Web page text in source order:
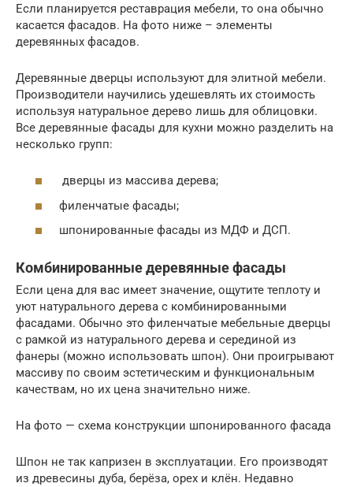
Если планируется реставрация мебели, то она обычно
касается фасадов. На фото ниже – элементы
деревянных фасадов.
Деревянные дверцы используют для элитной мебели.
Производители научились удешевлять их стоимость
используя натуральное дерево лишь для облицовки.
Все деревянные фасады для кухни можно разделить на
несколько групп:
дверцы из массива дерева;
филенчатые фасады;
шпонированные фасады из МДФ и ДСП.
Комбинированные деревянные фасады
Если цена для вас имеет значение, ощутите теплоту и
уют натурального дерева с комбинированными
фасадами. Обычно это филенчатые мебельные дверцы
с рамкой из натурального дерева и серединой из
фанеры (можно использовать шпон). Они проигрывают
массиву по своим эстетическим и функциональным
качествам, но их цена значительно ниже.
На фото — схема конструкции шпонированного фасада
Шпон не так капризен в эксплуатации. Его производят
из древесины дуба, берёза, орех и клён. Недавно